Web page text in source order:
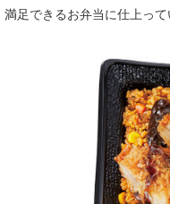
満足できるお弁当に仕上って